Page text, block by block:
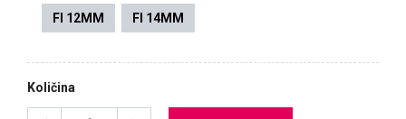
FI 12MM FI 14MM
Količina